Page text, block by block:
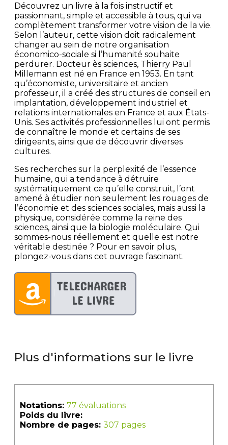
Découvrez un livre à la fois instructif et
passionnant, simple et accessible à tous, qui va
complètement transformer votre vision de la vie.
Selon l’auteur, cette vision doit radicalement
changer au sein de notre organisation
économico-sociale si l’humanité souhaite
perdurer. Docteur ès sciences, Thierry Paul
Millemann est né en France en 1953. En tant
qu’économiste, universitaire et ancien
professeur, il a créé des structures de conseil en
implantation, développement industriel et
relations internationales en France et aux États-
Unis. Ses activités professionnelles lui ont permis
de connaître le monde et certains de ses
dirigeants, ainsi que de découvrir diverses
cultures.
Ses recherches sur la perplexité de l’essence
humaine, qui a tendance à détruire
systématiquement ce qu’elle construit, l’ont
amené à étudier non seulement les rouages de
l’économie et des sciences sociales, mais aussi la
physique, considérée comme la reine des
sciences, ainsi que la biologie moléculaire. Qui
sommes-nous réellement et quelle est notre
véritable destinée ? Pour en savoir plus,
plongez-vous dans cet ouvrage fascinant.
Plus d'informations sur le livre
Notations: 77 évaluations
Poids du livre:
Nombre de pages: 307 pages